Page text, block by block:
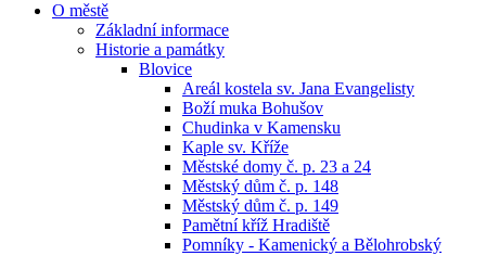
O městě
Základní informace
Historie a památky
Blovice
Areál kostela sv. Jana Evangelisty
Boží muka Bohušov
Chudinka v Kamensku
Kaple sv. Kříže
Městské domy č. p. 23 a 24
Městský dům č. p. 148
Městský dům č. p. 149
Pamětní kříž Hradiště
Pomníky - Kamenický a Bělohrobský